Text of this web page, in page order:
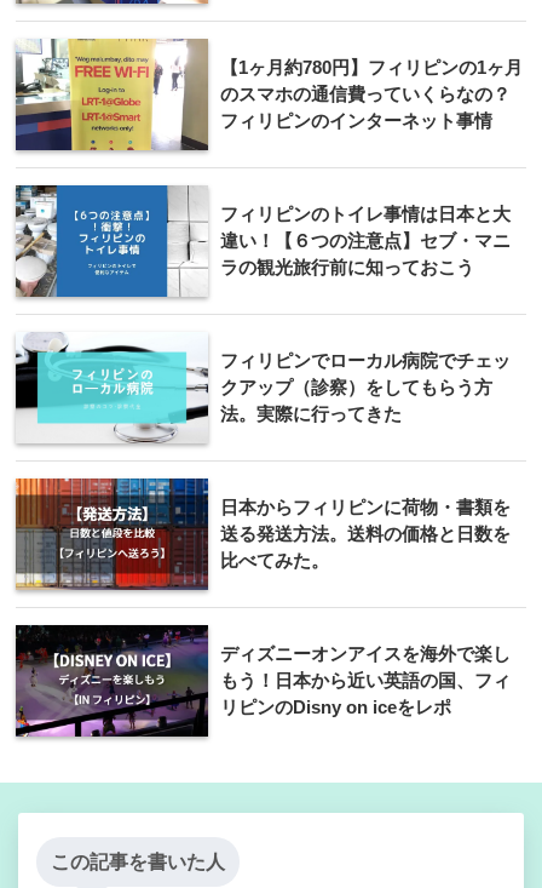
【1ヶ月約780円】フィリピンの1ヶ月
のスマホの通信費っていくらなの？
フィリピンのインターネット事情
フィリピンのトイレ事情は日本と大
違い！【６つの注意点】セブ・マニ
ラの観光旅行前に知っておこう
フィリピンでローカル病院でチェッ
クアップ（診察）をしてもらう方
法。実際に行ってきた
日本からフィリピンに荷物・書類を
送る発送方法。送料の価格と日数を
比べてみた。
ディズニーオンアイスを海外で楽し
もう！日本から近い英語の国、フィ
リピンのDisny on iceをレポ
この記事を書いた人